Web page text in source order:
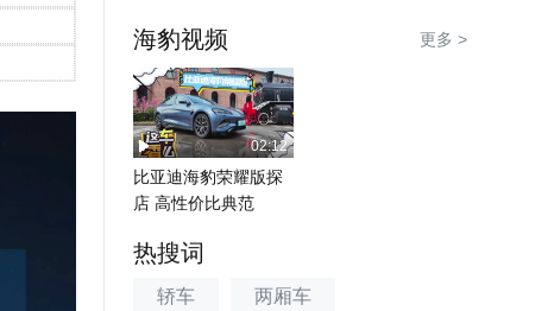
海豹视频 更多 >
02:12
比亚迪海豹荣耀版探
店 高性价比典范
热搜词
轿车 两厢车